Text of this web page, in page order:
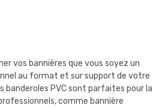
vos bannières que vous soyez un
au format et sur support de votre
banderoles PVC sont parfaites pour la
comme bannière